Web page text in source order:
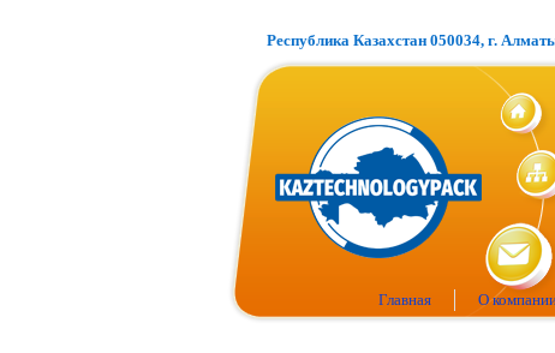
Республика Казахстан 050034, г.
Главная О